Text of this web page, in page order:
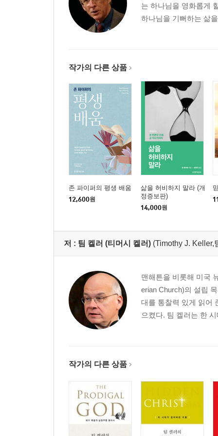
는 하나님을 영화롭게
하나님을 기뻐하는 삶
작가의 다른 상품
존 파이퍼의 평생 배움
12,600원
삶을 허비하지 말라 (개
정증보판)
14,000원
저 : 팀 켈러 (티머시 켈러) (Timothy J. Keller,
맨해튼을 비롯해 미국
erian Church)의 설립
대를 통찰력 있게 읽어
으켰다. 팀 켈러는 한
작가의 다른 상품